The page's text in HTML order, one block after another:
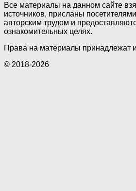
Все материалы на данном сайте
источников, присланы
авторским трудом и
ознакомительных целях.
Права на материалы принадлежат
© 2018-2026